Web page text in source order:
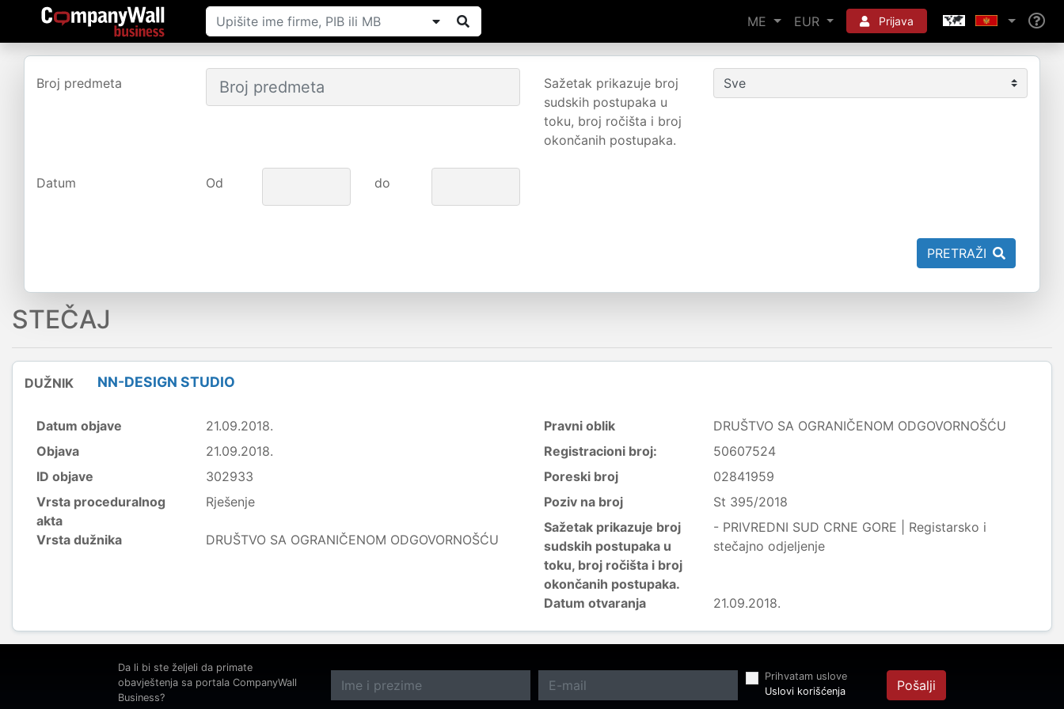
ME EUR Prijava
Broj predmeta
Sažetak prikazuje broj
sudskih postupaka u
toku, broj ročišta i broj
okončanih postupaka.
Datum Od do
PRETRAŽI
STEČAJ
DUŽNIK NN-DESIGN STUDIO
Datum objave
21.09.2018.
Objava
21.09.2018.
ID objave
302933
Vrsta proceduralnog
akta
Rješenje
Vrsta dužnika DRUŠTVO SA OGRANIČENOM ODGOVORNOŠĆU
Pravni oblik
DRUŠTVO SA OGRANIČENOM ODGOVORNOŠĆU
Registracioni broj:
50607524
Poreski broj
02841959
Poziv na broj
St 395/2018
Sažetak prikazuje broj
sudskih postupaka u
toku, broj ročišta i broj
okončanih postupaka.
- PRIVREDNI SUD CRNE GORE | Registarsko i
stečajno odjeljenje
Datum otvaranja 21.09.2018.
Da li bi ste željeli da primate
obavještenja sa portala CompanyWall
Business?
Prihvatam uslove
Uslovi korišćenja
Pošalji